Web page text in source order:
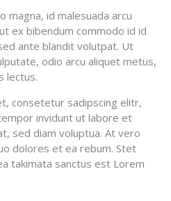
magna, id malesuada arcu
ex bibendum commodo id id
ante blandit volutpat. Ut
odio arcu aliquet metus,
lectus.
consetetur sadipscing elitr,
invidunt ut labore et
sed diam voluptua. At vero
dolores et ea rebum. Stet
takimata sanctus est Lorem